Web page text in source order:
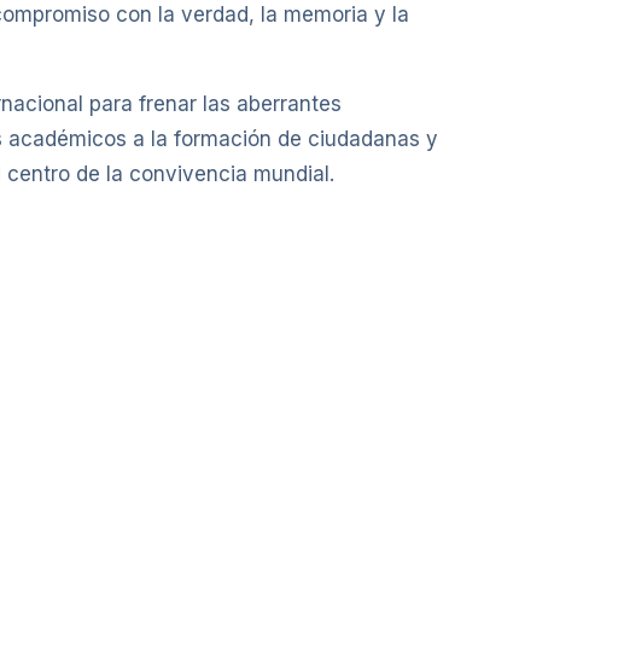
con la verdad, la memoria y la
para frenar las aberrantes
a la formación de ciudadanas y
de la convivencia mundial.